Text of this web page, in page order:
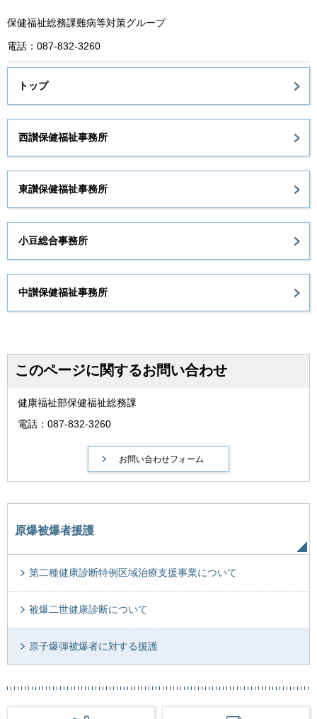
保健福祉総務課難病等対策グループ
電話：087-832-3260
トップ
西讃保健福祉事務所
東讃保健福祉事務所
小豆総合事務所
中讃保健福祉事務所
このページに関するお問い合わせ
健康福祉部保健福祉総務課
電話：087-832-3260
原爆被爆者援護
第二種健康診断特例区域治療支援事業について
被爆二世健康診断について
原子爆弾被爆者に対する援護